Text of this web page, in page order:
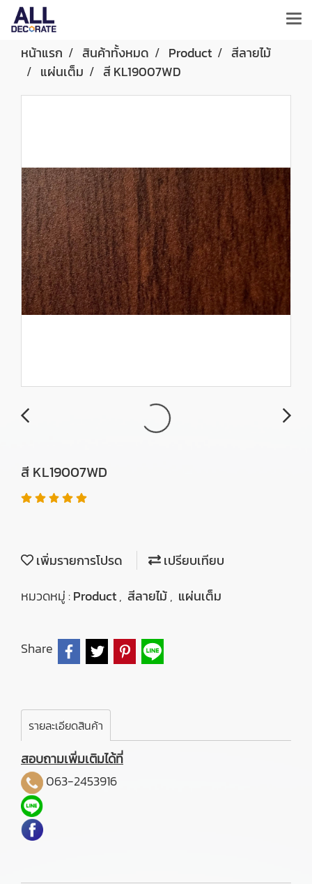
หน้าแรก สินค้าทั้งหมด Product
สีลายไม้
แผ่นเต็ม
สี KL19007WD
สี KL19007WD
เพิ่มรายการโปรด
เปรียบเทียบ
หมวดหมู่ :Product, สีลายไม้, แผ่นเต็ม
Share
รายละเอียดสินค้า
สอบถามเพิ่มเติมได้ที่
063-2453916